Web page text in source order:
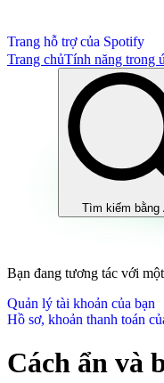
Trang hỗ trợ của Spotify
Trang chủTính năng trong
Tìm kiếm bằng
Bạn đang tương tác với
Quản lý tài khoản của bạn
Hồ sơ, khoản thanh toán
Cách ẩn và